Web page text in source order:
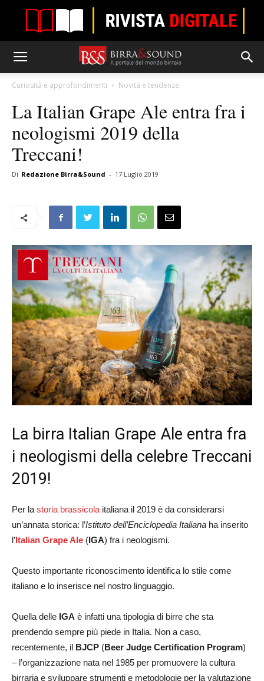
Curiosità e approfondimenti Novità e tendenze
La Italian Grape Ale entra fra i
neologismi 2019 della
Treccani!
Di Redazione Birra&Sound - 17 Luglio 2019
La birra Italian Grape Ale entra fra
i neologismi della celebre Treccani
2019!
Per la storia brassicola italiana il 2019 è da considerarsi
un’annata storica: l’Istituto dell’Enciclopedia Italiana ha inserito
l’Italian Grape Ale (IGA) fra i neologismi.
Questo importante riconoscimento identifica lo stile come
italiano e lo inserisce nel nostro linguaggio.
Quella delle IGA è infatti una tipologia di birre che sta
prendendo sempre più piede in Italia. Non a caso,
recentemente, il BJCP (Beer Judge Certification Program)
– l’organizzazione nata nel 1985 per promuovere la cultura
birraria e sviluppare strumenti e metodologie per la valutazione